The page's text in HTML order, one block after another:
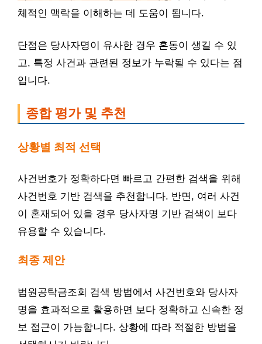
체적인 맥락을 이해하는 데 도움이 됩니다.
단점은 당사자명이 유사한 경우 혼동이 생길 수 있
고, 특정 사건과 관련된 정보가 누락될 수 있다는 점
입니다.
종합 평가 및 추천
상황별 최적 선택
사건번호가 정확하다면 빠르고 간편한 검색을 위해
사건번호 기반 검색을 추천합니다. 반면, 여러 사건
이 혼재되어 있을 경우 당사자명 기반 검색이 보다
유용할 수 있습니다.
최종 제안
법원공탁금조회 검색 방법에서 사건번호와 당사자
명을 효과적으로 활용하면 보다 정확하고 신속한 정
보 접근이 가능합니다. 상황에 따라 적절한 방법을